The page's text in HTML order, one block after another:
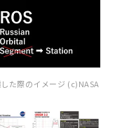
た際のイメージ (c)NASA